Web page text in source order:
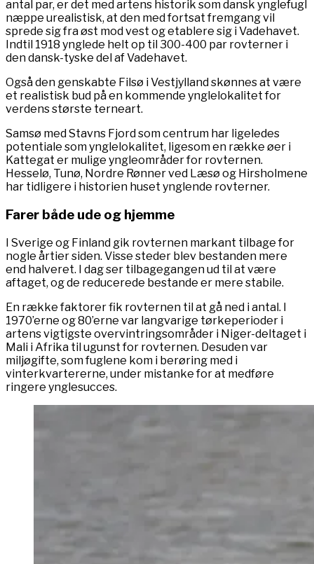
antal par, er det med artens historik som dansk ynglefugl
næppe urealistisk, at den med fortsat fremgang vil
sprede sig fra øst mod vest og etablere sig i Vadehavet.
Indtil 1918 ynglede helt op til 300-400 par rovterner i
den dansk-tyske del af Vadehavet.
Også den genskabte Filsø i Vestjylland skønnes at være
et realistisk bud på en kommende ynglelokalitet for
verdens største terneart.
Samsø med Stavns Fjord som centrum har ligeledes
potentiale som ynglelokalitet, ligesom en række øer i
Kattegat er mulige yngleområder for rovternen.
Hesselø, Tunø, Nordre Rønner ved Læsø og Hirsholmene
har tidligere i historien huset ynglende rovterner.
Farer både ude og hjemme
I Sverige og Finland gik rovternen markant tilbage for
nogle årtier siden. Visse steder blev bestanden mere
end halveret. I dag ser tilbagegangen ud til at være
aftaget, og de reducerede bestande er mere stabile.
En række faktorer fik rovternen til at gå ned i antal. I
1970’erne og 80’erne var langvarige tørkeperioder i
artens vigtigste overvintringsområder i Niger-deltaget i
Mali i Afrika til ugunst for rovternen. Desuden var
miljøgifte, som fuglene kom i berøring med i
vinterkvartererne, under mistanke for at medføre
ringere ynglesucces.